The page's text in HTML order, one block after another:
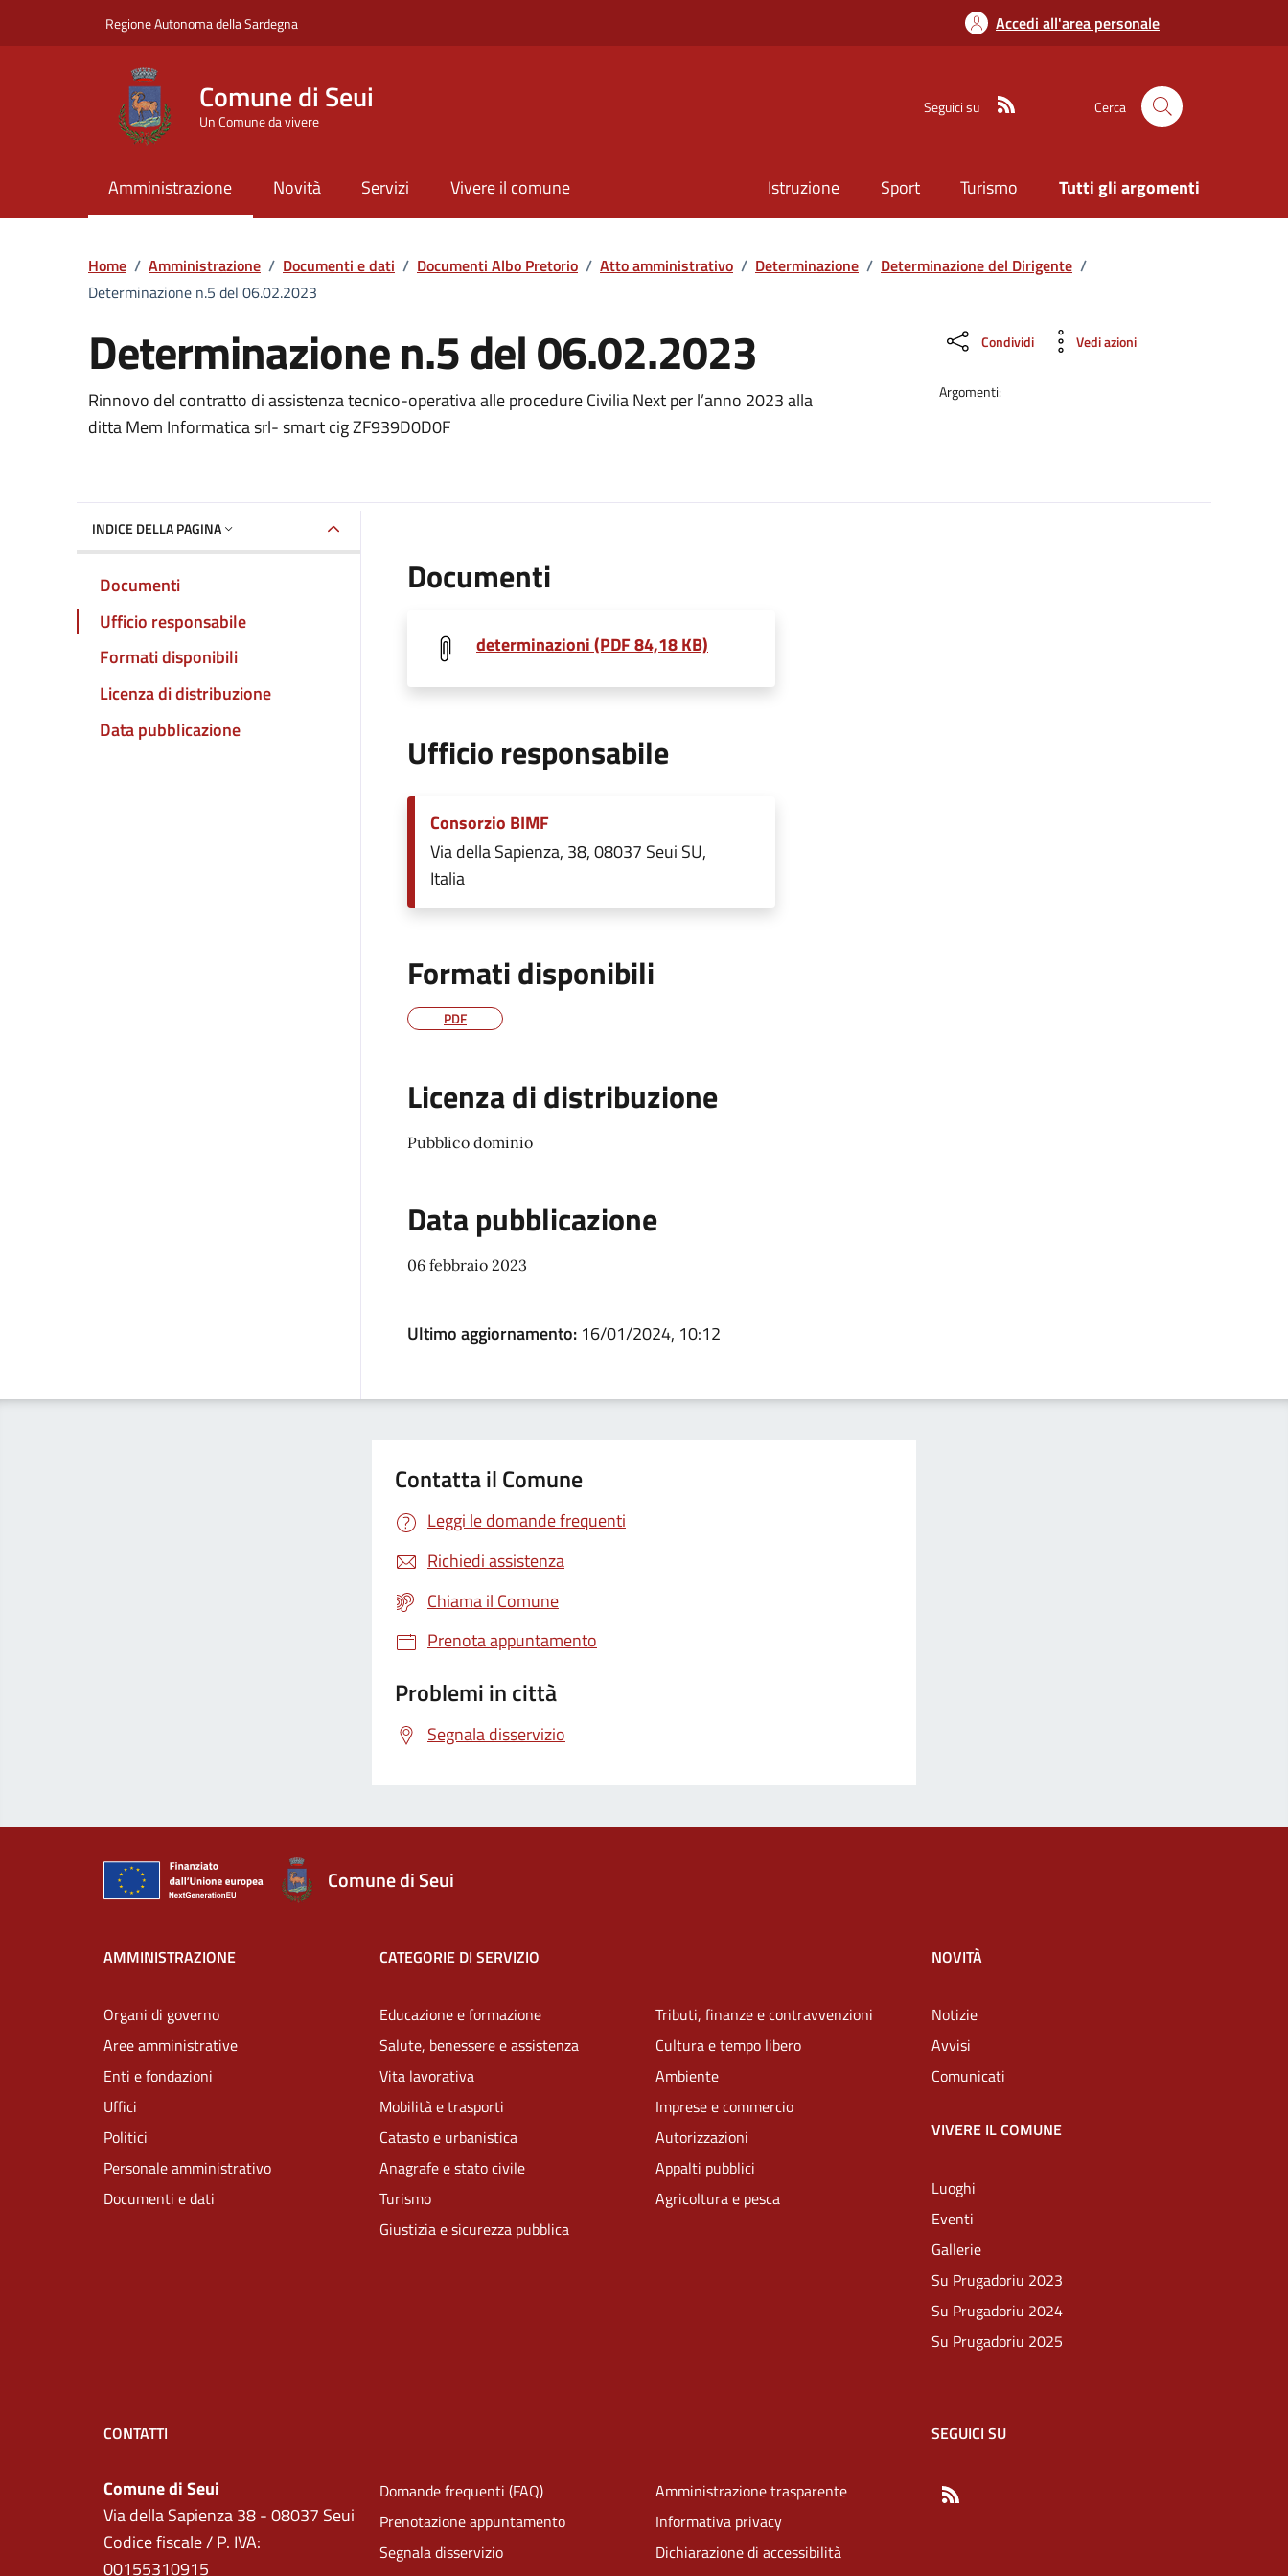
Regione Autonoma della Sardegna Accedi all'area personale
Comune di Seui
Un Comune da vivere
Seguici su Cerca
Amministrazione Novità Servizi Vivere il comune Istruzione Sport Turismo Tutti gli argomenti
Home / Amministrazione / Documenti e dati / Documenti Albo Pretorio / Atto amministrativo / Determinazione / Determinazione del Dirigente /
Determinazione n.5 del 06.02.2023
Determinazione n.5 del 06.02.2023
Dettaglio del documento
Rinnovo del contratto di assistenza tecnico-operativa alle procedure Civilia Next per l’anno 2023 alla
ditta Mem Informatica srl- smart cig ZF939D0D0F
Condividi Vedi azioni
Argomenti:
INDICE DELLA PAGINA
Documenti
Ufficio responsabile
Formati disponibili
Licenza di distribuzione
Data pubblicazione
Documenti
determinazioni (PDF 84,18 KB)
Ufficio responsabile
Consorzio BIMF
Via della Sapienza, 38, 08037 Seui SU,
Italia
Formati disponibili
PDF
Licenza di distribuzione
Pubblico dominio
Data pubblicazione
06 febbraio 2023
Ultimo aggiornamento: 16/01/2024, 10:12
Contatta il Comune
Leggi le domande frequenti
Richiedi assistenza
Chiama il Comune
Prenota appuntamento
Problemi in città
Segnala disservizio
Comune di Seui
AMMINISTRAZIONE
Organi di governo
Aree amministrative
Enti e fondazioni
Uffici
Politici
Personale amministrativo
Documenti e dati
CATEGORIE DI SERVIZIO
Educazione e formazione
Salute, benessere e assistenza
Vita lavorativa
Mobilità e trasporti
Catasto e urbanistica
Anagrafe e stato civile
Turismo
Giustizia e sicurezza pubblica
Tributi, finanze e contravvenzioni
Cultura e tempo libero
Ambiente
Imprese e commercio
Autorizzazioni
Appalti pubblici
Agricoltura e pesca
NOVITÀ
Notizie
Avvisi
Comunicati
VIVERE IL COMUNE
Luoghi
Eventi
Gallerie
Su Prugadoriu 2023
Su Prugadoriu 2024
Su Prugadoriu 2025
CONTATTI
Comune di Seui
Via della Sapienza 38 - 08037 Seui
Codice fiscale / P. IVA:
00155310915
Domande frequenti (FAQ)
Prenotazione appuntamento
Segnala disservizio
Amministrazione trasparente
Informativa privacy
Dichiarazione di accessibilità
SEGUICI SU